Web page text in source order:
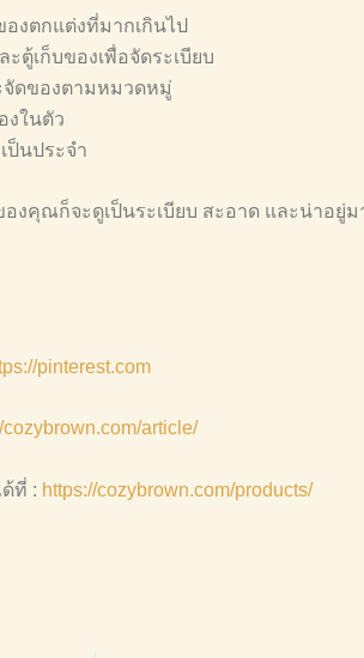
งตกแต่งที่มากเกินไป
ตู้เก็บของเพื่อจัดระเบียบ
จัดของตามหมวดหมู่
งในตัว
ป็นประจำ
องคุณก็จะดูเป็นระเบียบ สะอาด และน่าอยู่
pinterest.com
cozybrown.com/article/
ที่ : https://cozybrown.com/products/